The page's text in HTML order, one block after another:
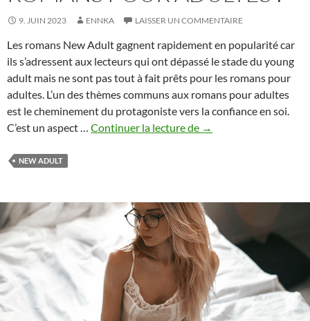
9. JUIN 2023 ENNKA LAISSER UN COMMENTAIRE
Les romans New Adult gagnent rapidement en popularité car
ils s’adressent aux lecteurs qui ont dépassé le stade du young
adult mais ne sont pas tout à fait prêts pour les romans pour
adultes. L’un des thèmes communs aux romans pour adultes
est le cheminement du protagoniste vers la confiance en soi.
C’est un aspect … Continuer la lecture de Se
en
soi
:
Pourquoi
ce
thème
est-
→
NEW ADULT